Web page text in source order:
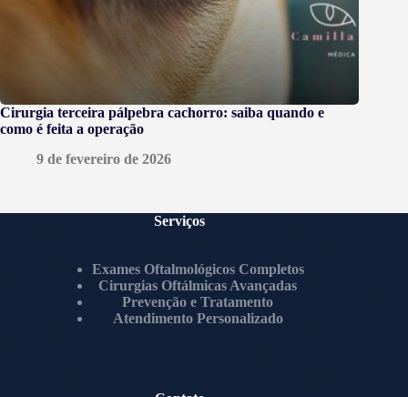
Cirurgia terceira pálpebra cachorro: saiba quando e
como é feita a operação
9 de fevereiro de 2026
Serviços
Exames Oftalmológicos Completos
Cirurgias Oftálmicas Avançadas
Prevenção e Tratamento
Atendimento Personalizado